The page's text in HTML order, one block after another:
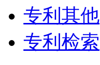
专利其他
专利检索